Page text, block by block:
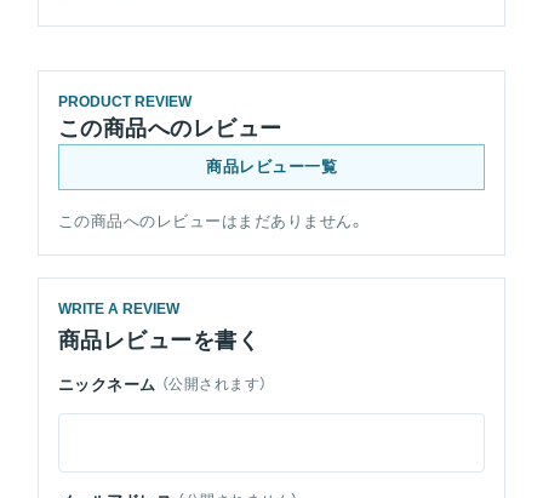
PRODUCT REVIEW
この商品へのレビュー
商品レビュー一覧
この商品へのレビューはまだありません。
WRITE A REVIEW
商品レビューを書く
ニックネーム （公開されます）